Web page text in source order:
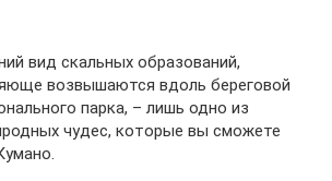
вид скальных образований,
возвышаются вдоль береговой
парка, – лишь одно из
чудес, которые вы сможете